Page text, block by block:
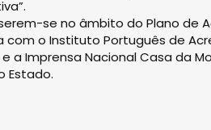
se no âmbito do Plano de
com o Instituto Português de
a Imprensa Nacional Casa da
Estado.